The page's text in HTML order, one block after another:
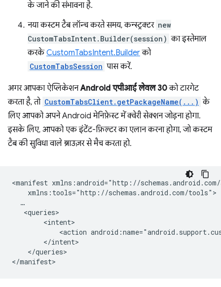
के जाने की संभावना है.
नया कस्टम टैब लॉन्च करते समय, कन्स्ट्रक्टर new
CustomTabsIntent.Builder(session) का इस्तेमाल
करकेCustomTabsIntent.Builderको
CustomTabsSession पास करें.
अगर आपका ऐप्लिकेशनAndroid एपीआई लेवल 30को टारगेट
करता है, तो CustomTabsClient.getPackageName(...) के
लिए आपको अपने Android मेनिफ़ेस्ट में क्वेरी सेक्शन जोड़ना होगा.
इसके लिए, आपको एक इंटेंट-फ़िल्टर का एलान करना होगा, जो कस्टम
टैब की सुविधा वाले ब्राउज़र से मैच करता हो.
<manifest
<action
</queries>